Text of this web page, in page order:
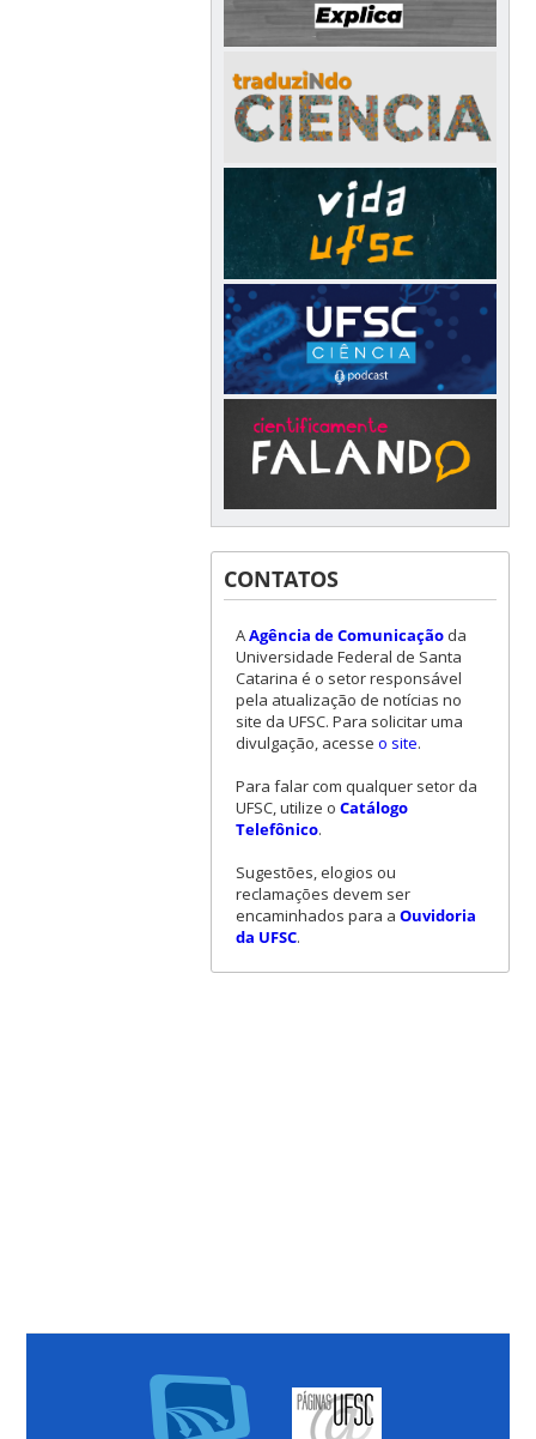
CONTATOS
AAgência de Comunicaçãoda
Universidade Federal de Santa
Catarina é o setor responsável
pela atualização de notícias no
site da UFSC. Para solicitar uma
divulgação, acesse o site.
Para falar com qualquer setor da
UFSC, utilize o Catálogo
Telefônico.
Sugestões, elogios ou
reclamações devem ser
encaminhados para a Ouvidoria
da UFSC.